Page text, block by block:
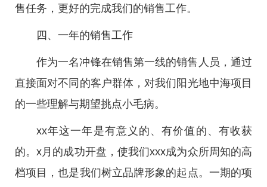
售任务，更好的完成我们的销售工作。
四、一年的销售工作
作为一名冲锋在销售第一线的销售人员，通过
直接面对不同的客户群体，对我们阳光地中海项目
的一些理解与期望挑点小毛病。
xx年这一年是有意义的、有价值的、有收获
的。x月的成功开盘，使我们xxx成为众所周知的高
档项目，也是我们树立品牌形象的起点。一期的项